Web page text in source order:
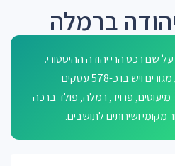
ברמלה
שם רכס הרי יהודה ההיסטורי.
הרחוב נמצא בסביבת שכונות מגורים ויש בו כ-578 עסקים
פרויד, רמלה, פולד ברכה
ושירותים לתושבים.